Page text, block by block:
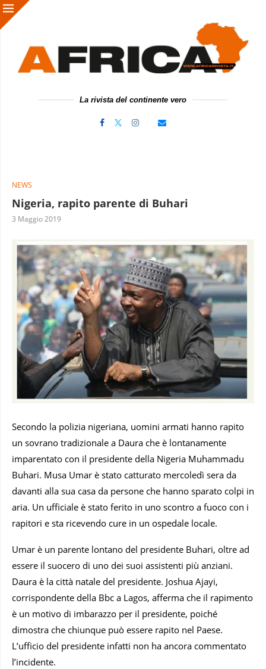
La rivista del continente vero
NEWS
Nigeria, rapito parente di Buhari
3 Maggio 2019
Secondo la polizia nigeriana, uomini armati hanno rapito
un sovrano tradizionale a Daura che è lontanamente
imparentato con il presidente della Nigeria Muhammadu
Buhari. Musa Umar è stato catturato mercoledì sera da
davanti alla sua casa da persone che hanno sparato colpi in
aria. Un ufficiale è stato ferito in uno scontro a fuoco con i
rapitori e sta ricevendo cure in un ospedale locale.
Umar è un parente lontano del presidente Buhari, oltre ad
essere il suocero di uno dei suoi assistenti più anziani.
Daura è la città natale del presidente. Joshua Ajayi,
corrispondente della Bbc a Lagos, afferma che il rapimento
è un motivo di imbarazzo per il presidente, poiché
dimostra che chiunque può essere rapito nel Paese.
L’ufficio del presidente infatti non ha ancora commentato
l’incidente.